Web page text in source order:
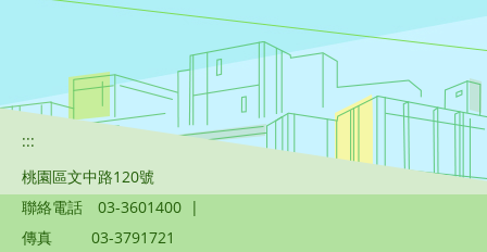
:::
桃園區文中路120號
聯絡電話
03-3601400 |
傳真
03-3791721